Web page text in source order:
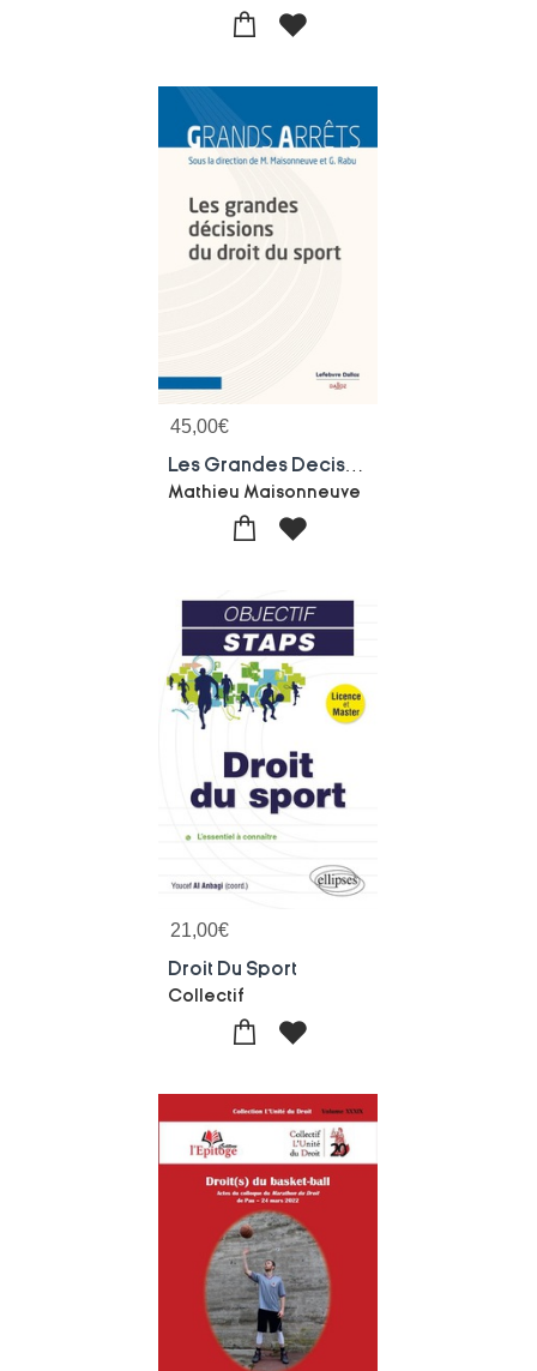
45,00€
Mathieu Maisonneuve
21,00€
Droit Du Sport
Collectif